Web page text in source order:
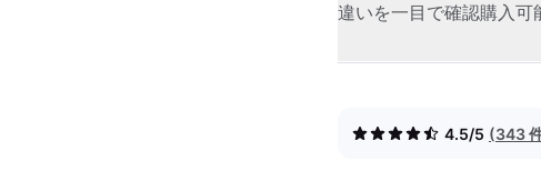
違いを一目で確認購入可
4.5/5 (343